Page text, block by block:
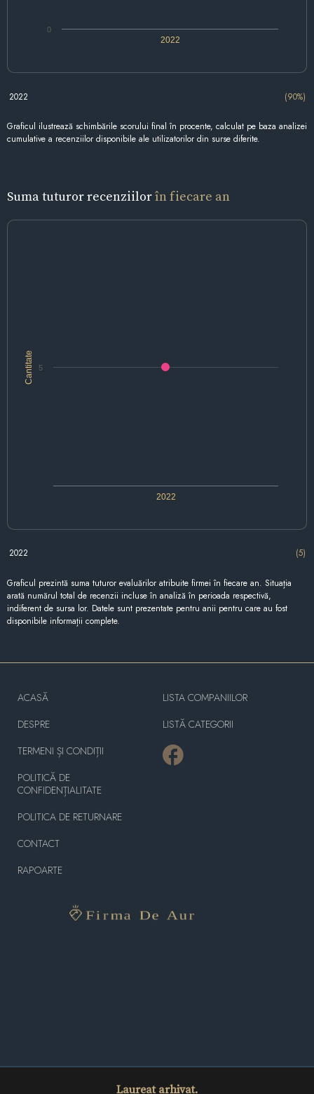
2022
0
2022 (90%)
Graficul ilustrează schimbările scorului final în procente, calculat pe baza analizei
cumulative a recenziilor disponibile ale utilizatorilor din surse diferite.
Suma tuturor recenziilorîn fiecare an
Cantitate
2022
5
2022 (5)
Graficul prezintă suma tuturor evaluărilor atribuite firmei în fiecare an. Situația
arată numărul total de recenzii incluse în analiză în perioada respectivă,
indiferent de sursa lor. Datele sunt prezentate pentru anii pentru care au fost
disponibile informații complete.
Laureat arhivat.
ACASĂ
DESPRE
TERMENI ȘI CONDIȚII
POLITICĂ DE
CONFIDENȚIALITATE
POLITICA DE RETURNARE
CONTACT
RAPOARTE
LISTA COMPANIILOR
LISTĂ CATEGORII